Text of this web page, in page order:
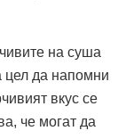
на суша
цел да напомни
вкус се
че могат да